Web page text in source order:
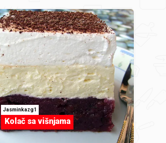
Jasminkazg1
Kolač sa višnjama